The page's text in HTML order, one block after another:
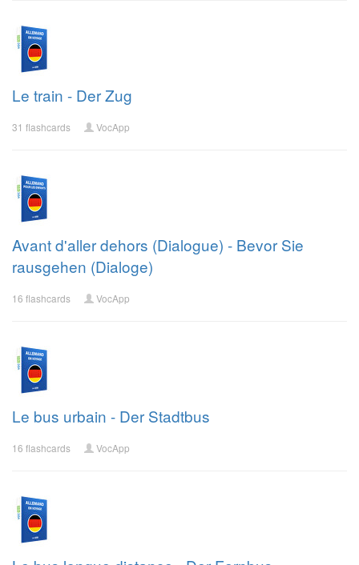
Le train - Der Zug
31 flashcards VocApp
Avant d'aller dehors (Dialogue) - Bevor Sie
rausgehen (Dialoge)
16 flashcards VocApp
Le bus urbain - Der Stadtbus
16 flashcards VocApp